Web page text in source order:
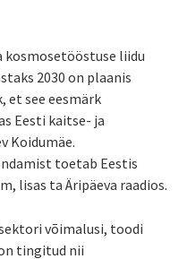
kosmosetööstuse liidu
2030 on plaanis
et see eesmärk
Eesti kaitse- ja
Koidumäe.
toetab Eestis
lisas ta Äripäeva raadios.
võimalusi, toodi
tingitud nii